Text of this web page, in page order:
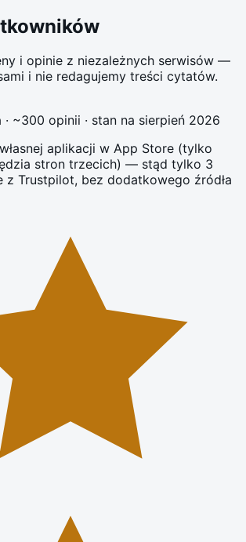
i opinie z niezależnych serwisów —
i nie redagujemy treści cytatów.
· ~300 opinii · stan na sierpień 2026
aplikacji w App Store (tylko
stron trzecich) — stąd tylko 3
z Trustpilot, bez dodatkowego źródła